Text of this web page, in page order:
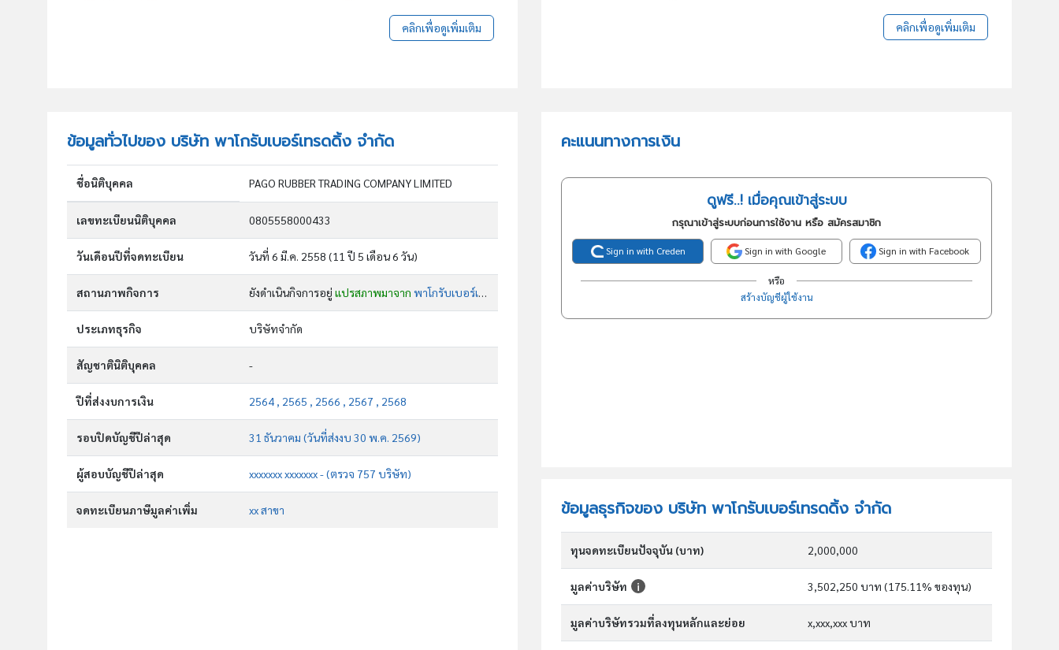
คลิกเพื่อดูเพิ่มเติม คลิกเพื่อดูเพิ่มเติม
ข้อมูลทั่วไปของ บริษัท พาโกรับเบอร์เทรดดิ้ง จำกัด
ชื่อนิติบุคคล PAGO RUBBER TRADING COMPANY LIMITED
เลขทะเบียนนิติบุคคล 0805558000433
วันเดือนปีที่จดทะเบียน วันที่ 6 มี.ค. 2558 (11 ปี 5 เดือน 6 วัน)
สถานภาพกิจการ ยังดำเนินกิจการอยู่ แปรสภาพมาจาก พาโกรับเบอร์เทรดดิ้ง
ประเภทธุรกิจ บริษัทจำกัด
สัญชาตินิติบุคคล -
ปีที่ส่งงบการเงิน 2564 , 2565 , 2566 , 2567 , 2568
รอบปิดบัญชีปีล่าสุด 31 ธันวาคม (วันที่ส่งงบ 30 พ.ค. 2569)
ผู้สอบบัญชีปีล่าสุด xxxxxxx xxxxxxx - (ตรวจ 757 บริษัท)
จดทะเบียนภาษีมูลค่าเพิ่ม xx สาขา
คะแนนทางการเงิน
ดูฟรี..! เมื่อคุณเข้าสู่ระบบ
กรุณาเข้าสู่ระบบก่อนการใช้งาน หรือ สมัครสมาชิก
Sign in with Creden Sign in with Google Sign in with Facebook
หรือ
สร้างบัญชีผู้ใช้งาน
ข้อมูลธุรกิจของ บริษัท พาโกรับเบอร์เทรดดิ้ง จำกัด
ทุนจดทะเบียนปัจจุบัน (บาท) 2,000,000
มูลค่าบริษัท 3,502,250 บาท (175.11% ของทุน)
มูลค่าบริษัทรวมที่ลงทุนหลักและย่อย x,xxx,xxx บาท